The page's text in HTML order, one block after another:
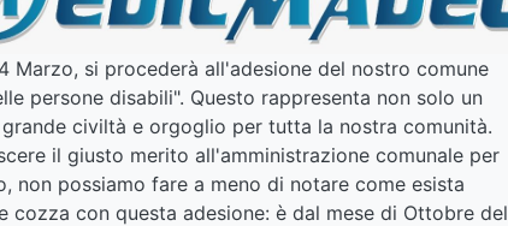
Marzo, si procederà all'adesione del nostro comune
persone disabili". Questo rappresenta non solo un
civiltà e orgoglio per tutta la nostra comunità.
il giusto merito all'amministrazione comunale per
non possiamo fare a meno di notare come esista
cozza con questa adesione: è dal mese di Ottobre del